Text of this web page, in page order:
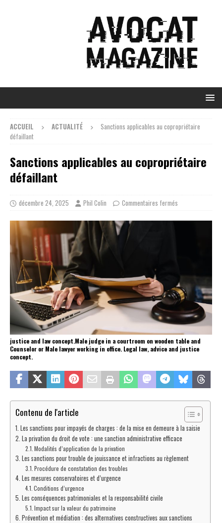
ACCUEIL ACTUALITÉ
Sanctions applicables au copropriétaire
défaillant
Sanctions applicables au copropriétaire
défaillant
décembre 24, 2025 Phil Colin Commentaires fermés
justice and law concept.Male judge in a courtroom on wooden table and
Counselor or Male lawyer working in office. Legal law, advice and justice
concept.
Contenu de l'article
Les sanctions pour impayés de charges : de la mise en demeure à la saisie
La privation du droit de vote : une sanction administrative efficace
Modalités d’application de la privation
Les sanctions pour trouble de jouissance et infractions au règlement
Procédure de constatation des troubles
Les mesures conservatoires et d’urgence
Conditions d’urgence
Les conséquences patrimoniales et la responsabilité civile
Impact sur la valeur du patrimoine
Prévention et médiation : des alternatives constructives aux sanctions